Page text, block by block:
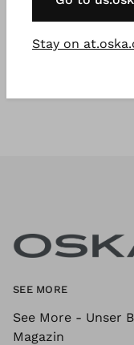
Woll-
€
SEE MORE
See More - Unser
Magazin
Stay on